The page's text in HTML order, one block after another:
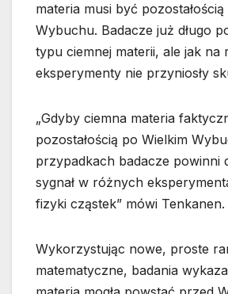
materia musi być
Wybuchu. Badacze już długo
typu ciemnej materii, ale jak na
eksperymenty nie przyniosły
„Gdyby ciemna materia
pozostałością po Wielkim
przypadkach badacze powinni
sygnał w różnych
fizyki cząstek” mówi Tenkanen.
Wykorzystując nowe, proste
matematyczne, badania